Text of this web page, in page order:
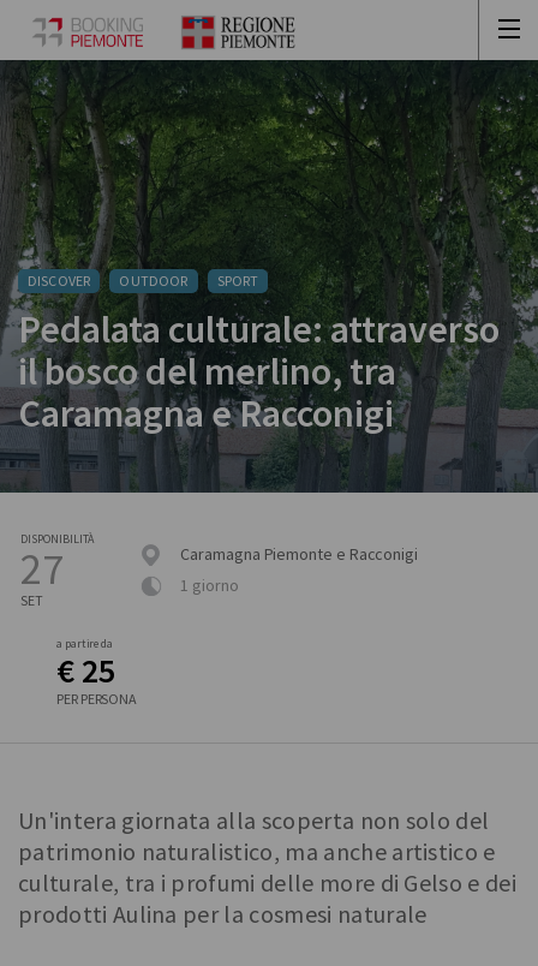
DISCOVER OUTDOOR SPORT
Pedalata culturale: attraverso
il bosco del merlino, tra
Caramagna e Racconigi
DISPONIBILITÀ
27
SET
Caramagna Piemonte e Racconigi
1 giorno
a partire da
€ 25
PER PERSONA
Un'intera giornata alla scoperta non solo del
patrimonio naturalistico, ma anche artistico e
culturale, tra i profumi delle more di Gelso e dei
prodotti Aulina per la cosmesi naturale